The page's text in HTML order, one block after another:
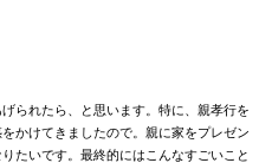
られたら、と思います。特に、親孝行を
かけてきましたので。親に家をプレゼン
たいです。最終的にはこんなすごいこと